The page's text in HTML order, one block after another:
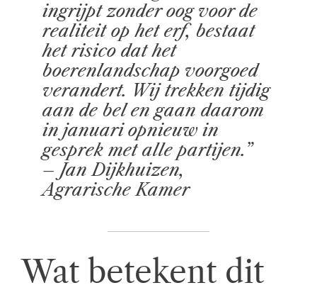
ingrijpt zonder oog voor de
realiteit op het erf, bestaat
het risico dat het
boerenlandschap voorgoed
verandert. Wij trekken tijdig
aan de bel en gaan daarom
in januari opnieuw in
gesprek met alle partijen.”
– Jan Dijkhuizen,
Agrarische Kamer
Wat betekent dit